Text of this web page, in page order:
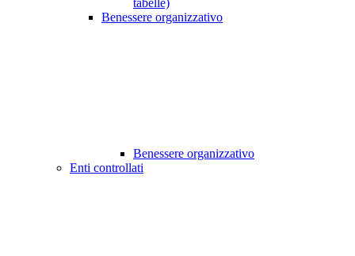
tabelle)
Benessere organizzativo
Benessere organizzativo
Enti controllati